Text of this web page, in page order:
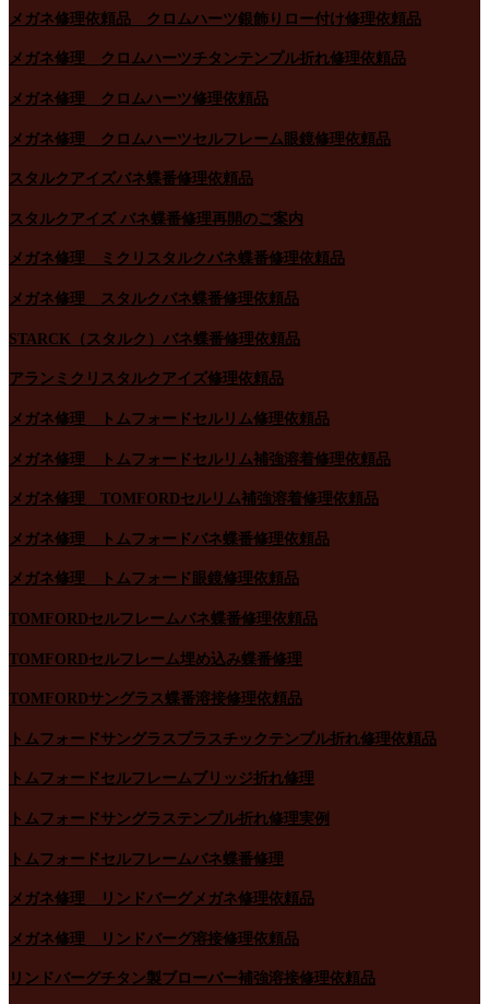
メガネ修理依頼品 クロムハーツ銀飾りロー付け修理依頼品
メガネ修理 クロムハーツチタンテンプル折れ修理依頼品
メガネ修理 クロムハーツ修理依頼品
メガネ修理 クロムハーツセルフレーム眼鏡修理依頼品
スタルクアイズバネ蝶番修理依頼品
スタルクアイズ バネ蝶番修理再開のご案内
メガネ修理 ミクリスタルクバネ蝶番修理依頼品
メガネ修理 スタルクバネ蝶番修理依頼品
STARCK（スタルク）バネ蝶番修理依頼品
アランミクリスタルクアイズ修理依頼品
メガネ修理 トムフォードセルリム修理依頼品
メガネ修理 トムフォードセルリム補強溶着修理依頼品
メガネ修理 TOMFORDセルリム補強溶着修理依頼品
メガネ修理 トムフォードバネ蝶番修理依頼品
メガネ修理 トムフォード眼鏡修理依頼品
TOMFORDセルフレームバネ蝶番修理依頼品
TOMFORDセルフレーム埋め込み蝶番修理
TOMFORDサングラス蝶番溶接修理依頼品
トムフォードサングラスプラスチックテンプル折れ修理依頼品
トムフォードセルフレームブリッジ折れ修理
トムフォードサングラステンプル折れ修理実例
トムフォードセルフレームバネ蝶番修理
メガネ修理 リンドバーグメガネ修理依頼品
メガネ修理 リンドバーグ溶接修理依頼品
リンドバーグチタン製ブローバー補強溶接修理依頼品